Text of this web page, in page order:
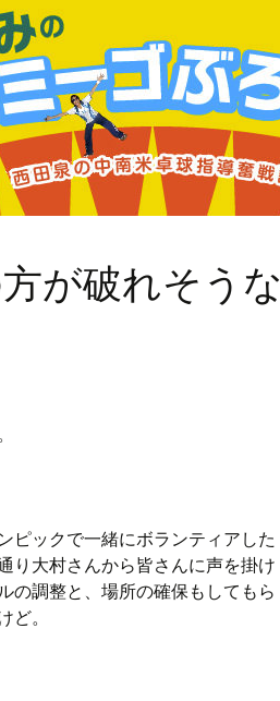
が破れそうな
ピックで一緒にボランティアした
り大村さんから皆さんに声を掛け
の調整と、場所の確保もしてもら
ど。